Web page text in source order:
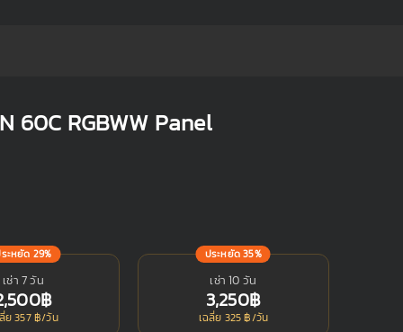
60C RGBWW Panel
ะหยัด 29%
เช่า 7 วัน
฿
ย 357 ฿/วัน
ประหยัด 35%
เช่า 10 วัน
3,250฿
เฉลี่ย 325 ฿/วัน